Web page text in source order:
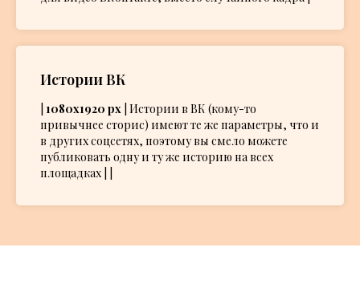
Истории ВК
1080х1920 px | Истории в ВК (кому-то
привычнее сторис) имеют те же параметры, что и
в других соцсетях, поэтому вы смело можете
публиковать одну и ту же историю на всех
площадках | |